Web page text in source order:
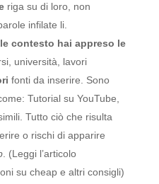
riga su di loro, non
infilate li.
contesto hai appreso le
università, lavori
fonti da inserire. Sono
Tutorial su YouTube,
Tutto ciò che risulta
o rischi di apparire
. (Leggi l’articolo
su cheap e altri consigli)